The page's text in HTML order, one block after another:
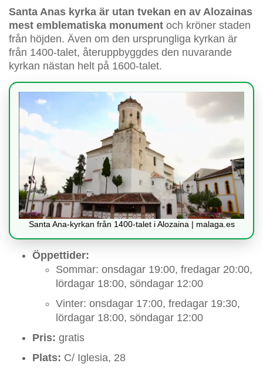
Santa Anas kyrka är utan tvekan en av Alozainas
mest emblematiska monument och kröner staden
från höjden. Även om den ursprungliga kyrkan är
från 1400-talet, återuppbyggdes den nuvarande
kyrkan nästan helt på 1600-talet.
Santa Ana-kyrkan från 1400-talet i Alozaina | malaga.es
Öppettider:
Sommar: onsdagar 19:00, fredagar 20:00,
lördagar 18:00, söndagar 12:00
Vinter: onsdagar 17:00, fredagar 19:30,
lördagar 18:00, söndagar 12:00
Pris: gratis
Plats: C/ Iglesia, 28